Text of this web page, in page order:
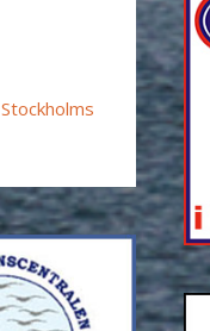
Stockholms